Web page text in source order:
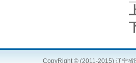
CopyRight © (2011-2015) 辽宁省